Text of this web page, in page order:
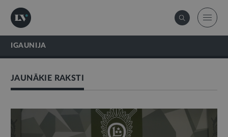
IGAUNIJA
JAUNĀKIE RAKSTI